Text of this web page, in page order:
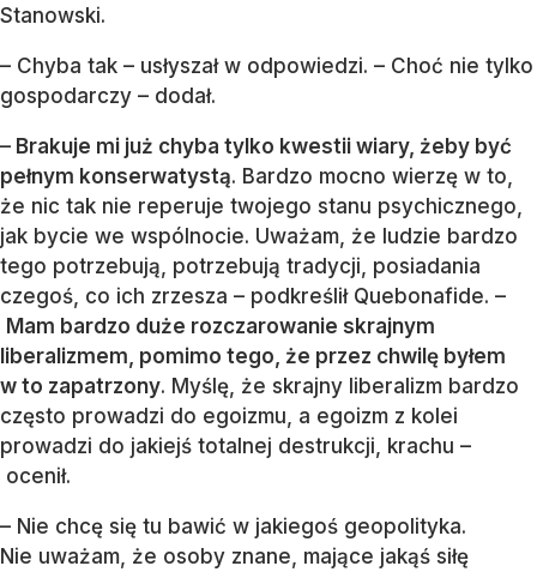
Stanowski.
– Chyba tak – usłyszał w odpowiedzi. – Choć nie tylko
gospodarczy – dodał.
– Brakuje mi już chyba tylko kwestii wiary, żeby być
pełnym konserwatystą. Bardzo mocno wierzę w to,
że nic tak nie reperuje twojego stanu psychicznego,
jak bycie we wspólnocie. Uważam, że ludzie bardzo
tego potrzebują, potrzebują tradycji, posiadania
czegoś, co ich zrzesza – podkreślił Quebonafide. –
Mam bardzo duże rozczarowanie skrajnym
liberalizmem, pomimo tego, że przez chwilę byłem
w to zapatrzony. Myślę, że skrajny liberalizm bardzo
często prowadzi do egoizmu, a egoizm z kolei
prowadzi do jakiejś totalnej destrukcji, krachu –
ocenił.
– Nie chcę się tu bawić w jakiegoś geopolityka.
Nie uważam, że osoby znane, mające jakąś siłę